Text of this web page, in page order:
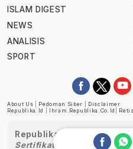
ISLAM DIGEST
NEWS
ANALISIS
SPORT
About Us Pedoman Siber
Disclaimer
Republika.id
Ihram.republika.co.id
Republika telah
Sertifikat Nomor 1058/DP-